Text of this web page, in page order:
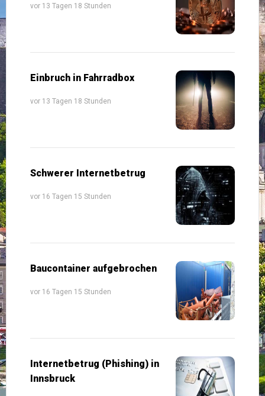
vor 13 Tagen 18 Stunden
Einbruch in Fahrradbox
vor 13 Tagen 18 Stunden
Schwerer Internetbetrug
vor 16 Tagen 15 Stunden
Baucontainer aufgebrochen
vor 16 Tagen 15 Stunden
Internetbetrug (Phishing) in
Innsbruck